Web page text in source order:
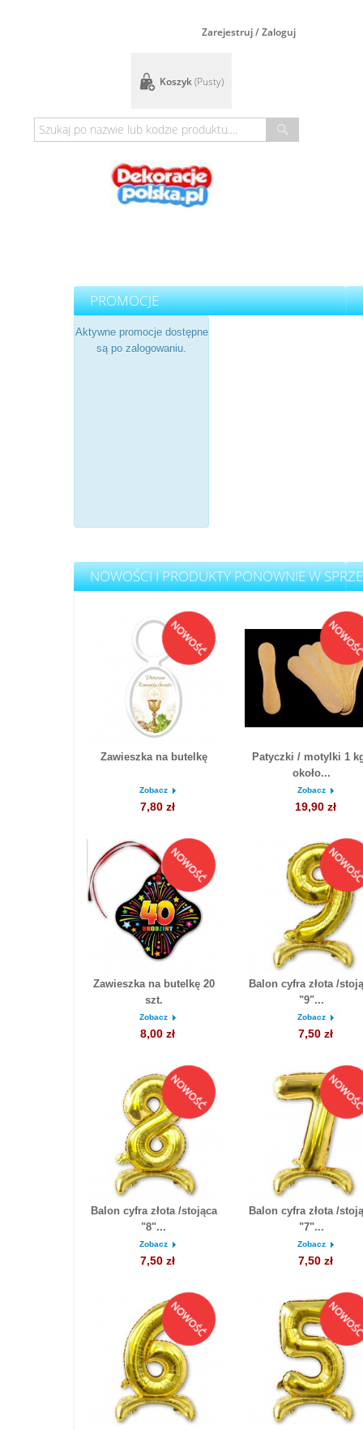
Zarejestruj / Zaloguj
Koszyk(pusty)
PROMOCJE
Aktywne promocje dostępne
są po zalogowaniu.
NOWOŚCI I PRODUKTY PONOWNIE W
Zawieszka na butelkę
Zobacz
7,80 zł
Patyczki / motylki 1
około...
Zobacz
19,90 zł
Zawieszka na butelkę 20
szt.
Zobacz
8,00 zł
Balon cyfra złota /
"9"...
Zobacz
7,50 zł
Balon cyfra złota /stojąca
"8"...
Zobacz
7,50 zł
Balon cyfra złota /
"7"...
Zobacz
7,50 zł